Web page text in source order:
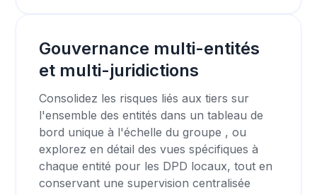
Gouvernance multi-entités
et multi-juridictions
Consolidez les risques liés aux tiers sur
l'ensemble des entités dans un tableau de
bord unique à l'échelle du groupe , ou
explorez en détail des vues spécifiques à
chaque entité pour les DPD locaux, tout en
conservant une supervision centralisée